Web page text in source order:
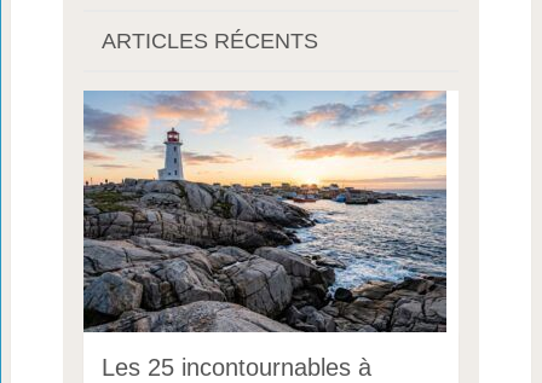
ARTICLES RÉCENTS
Les 25 incontournables à